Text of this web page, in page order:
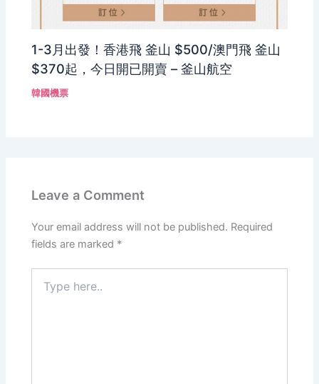
1-3月出發！香港飛 釜山 $500/澳門飛 釜山
$370起，今日開已開賣 – 釜山航空
韓國機票
Leave a Comment
Your email address will not be published. Required
fields are marked *
here..